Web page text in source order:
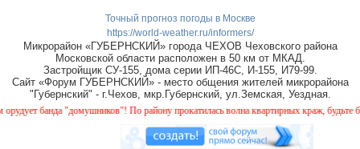
Точный прогноз погоды в Москве
https://world-weather.ru/informers/
Микрорайон «ГУБЕРНСКИЙ» города ЧЕХОВ Чеховского района
Московской области расположен в 50 км от МКАД.
Застройщик СУ-155, дома серии ИП-46С, И-155, И79-99.
Сайт «Форум ГУБЕРНСКИЙ» - место общения жителей микрорайона
"Губернский" - г.Чехов, мкр.Губернский, ул.Земская, Уездная.
банда "домушников"! По району прокатилась волна квартирных краж, будьте